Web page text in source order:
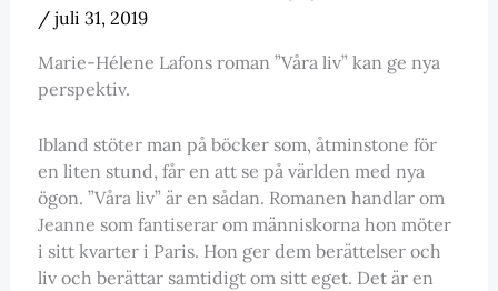
/ juli 31, 2019
Marie-Hélene Lafons roman ”Våra liv” kan ge nya
perspektiv.
Ibland stöter man på böcker som, åtminstone för
en liten stund, får en att se på världen med nya
ögon. ”Våra liv” är en sådan. Romanen handlar om
Jeanne som fantiserar om människorna hon möter
i sitt kvarter i Paris. Hon ger dem berättelser och
liv och berättar samtidigt om sitt eget. Det är en